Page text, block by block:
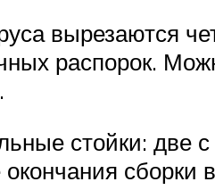
вырезаются
распорок.
стойки: две
сборки